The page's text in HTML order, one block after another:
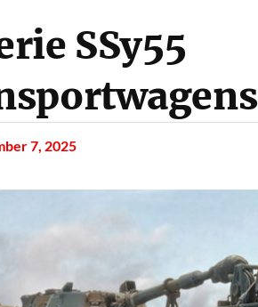
SSy55
7, 2025